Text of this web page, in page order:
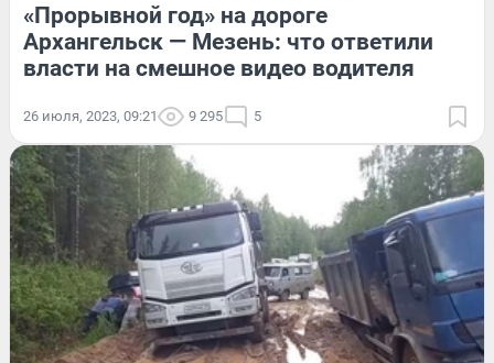
«Прорывной год» на дороге
Архангельск — Мезень: что ответили
власти на смешное видео водителя
26 июля, 2023, 09:21 9 295 5